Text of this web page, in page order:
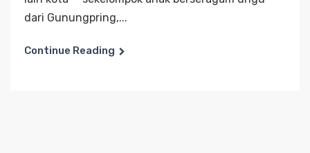
dari Gunungpring,...
Continue Reading